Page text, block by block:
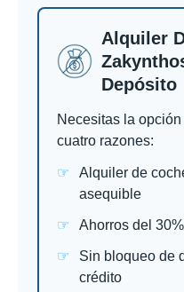
Alquiler
Depósito
Necesitas la opción
cuatro razones:
Alquiler de
asequible
Ahorros del
Sin bloqueo de
crédito